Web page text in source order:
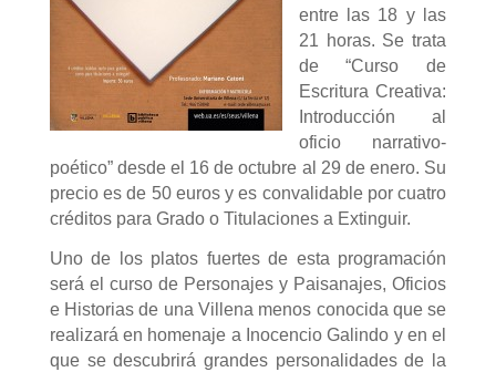
entre las 18 y las
21 horas. Se trata
de “Curso de
Escritura Creativa:
Introducción al
oficio narrativo-
poético” desde el 16 de octubre al 29 de enero. Su
precio es de 50 euros y es convalidable por cuatro
créditos para Grado o Titulaciones a Extinguir.
Uno de los platos fuertes de esta programación
será el curso de Personajes y Paisanajes, Oficios
e Historias de una Villena menos conocida que se
realizará en homenaje a Inocencio Galindo y en el
que se descubrirá grandes personalidades de la